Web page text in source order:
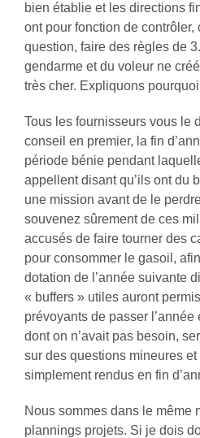
bien établie et les directions
ont pour fonction de contrôler,
question, faire des règles de
gendarme et du voleur ne
très cher. Expliquons
Tous les fournisseurs vous le
conseil en premier, la fin
période bénie pendant
appellent disant qu’ils ont du
une mission avant de le
souvenez sûrement de ces
accusés de faire tourner des
pour consommer le gasoil,
dotation de l’année suivante
« buffers » utiles auront
prévoyants de passer
dont on n’avait pas besoin,
sur des questions mineures
simplement rendus en fin
Nous sommes dans le même
plannings projets. Si je dois